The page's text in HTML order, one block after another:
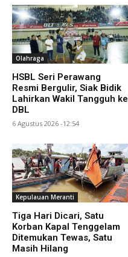
Olahraga
HSBL Seri Perawang
Resmi Bergulir, Siak Bidik
Lahirkan Wakil Tangguh ke
DBL
6 Agustus 2026 -12:54
Kepulauan Meranti
Tiga Hari Dicari, Satu
Korban Kapal Tenggelam
Ditemukan Tewas, Satu
Masih Hilang